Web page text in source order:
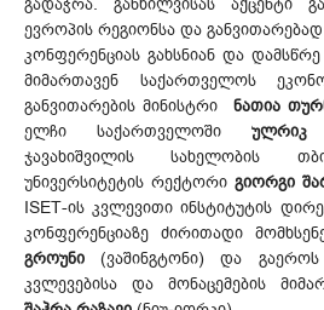
ევროპის რეგიონსა და განვითარებად
კონფერენციას გახსნიან და
მიმართავენ საქართველოს
განვითარების მინისტრი ნათია
ელჩი საქართველოში ულრიკ
ჯავახიშვილის სახელობის
უნივერსიტეტის რექტორი გიორგი
ISET-ის კვლევითი ინსტიტუტის
კონფერენციაზე ძირითადი
გროუნი (ვაშინგტონი) და
კვლევებისა და მონაცემების